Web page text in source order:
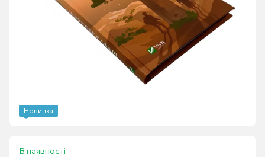
Новинка
В наявності